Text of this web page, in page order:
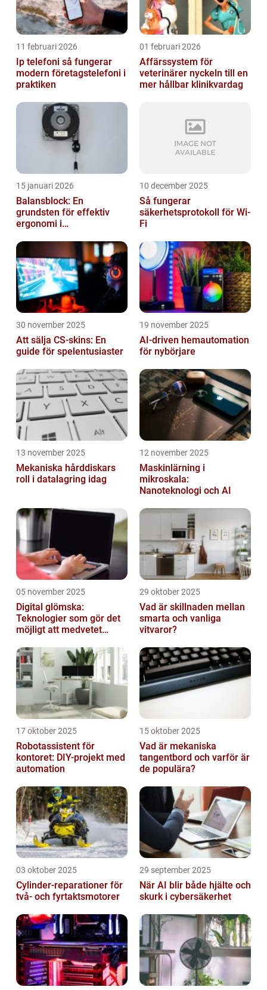
11 februari 2026
Ip telefoni så fungerar
modern företagstelefoni i
praktiken
01 februari 2026
Affärssystem för
veterinärer nyckeln till en
mer hållbar klinikvardag
15 januari 2026
Balansblock: En
grundsten för effektiv
ergonomi i
10 december 2025
Så fungerar
säkerhetsprotokoll för Wi-
Fi
30 november 2025
Att sälja CS-skins: En
guide för spelentusiaster
19 november 2025
AI-driven hemautomation
för nybörjare
13 november 2025
Mekaniska hårddiskars
roll i datalagring idag
12 november 2025
Maskinlärning i
mikroskala:
Nanoteknologi och AI
05 november 2025
Digital glömska:
Teknologier som gör det
möjligt att medvetet
29 oktober 2025
Vad är skillnaden mellan
smarta och vanliga
vitvaror?
17 oktober 2025
Robotassistent för
kontoret: DIY-projekt med
automation
15 oktober 2025
Vad är mekaniska
tangentbord och varför är
de populära?
03 oktober 2025
Cylinder-reparationer för
två- och fyrtaktsmotorer
29 september 2025
När AI blir både hjälte och
skurk i cybersäkerhet